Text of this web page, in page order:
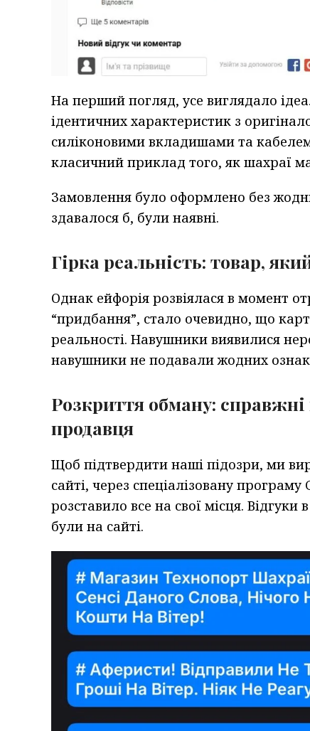
На перший погляд, усе виглядало
ідентичних характеристик з
силіконовими вкладишами та
класичний приклад того, як шахраї
Замовлення було оформлено без
здавалося б, були наявні.
Гірка реальність: товар,
Однак ейфорія розвіялася в момент
“придбання”, стало очевидно, що
реальності. Навушники виявилися
навушники не подавали жодних
Розкриття обману: справжні
продавця
Щоб підтвердити наші підозри, ми
сайті, через спеціалізовану
розставило все на свої місця.
були на сайті.